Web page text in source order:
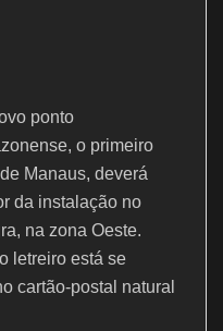
ponto
o primeiro
Manaus, deverá
da instalação no
na zona Oeste.
letreiro está se
cartão-postal natural